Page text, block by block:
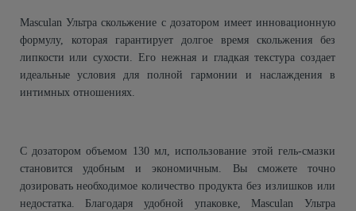
Masculan Ультра скольжение с дозатором имеет инновационную
формулу, которая гарантирует долгое время скольжения без
липкости или сухости. Его нежная и гладкая текстура создает
идеальные условия для полной гармонии и наслаждения в
интимных отношениях.
С дозатором объемом 130 мл, использование этой гель-смазки
становится удобным и экономичным. Вы сможете точно
дозировать необходимое количество продукта без излишков или
недостатка. Благодаря удобной упаковке, Masculan Ультра